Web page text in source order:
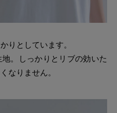
りとしています。
。しっかりとリブの効いた
なりません。